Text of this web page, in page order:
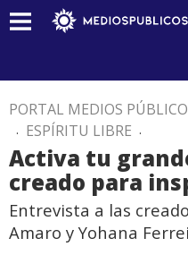
PORTAL MEDIOS
. ESPÍRITU LIBRE .
Activa tu
creado para
Entrevista a las
Amaro y Yohana